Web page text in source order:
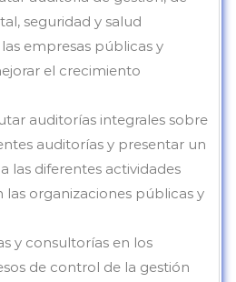
seguridad y salud
empresas públicas y
el crecimiento
auditorías integrales sobre
auditorías y presentar un
las diferentes actividades
las organizaciones públicas y
y consultorías en los
de control de la gestión